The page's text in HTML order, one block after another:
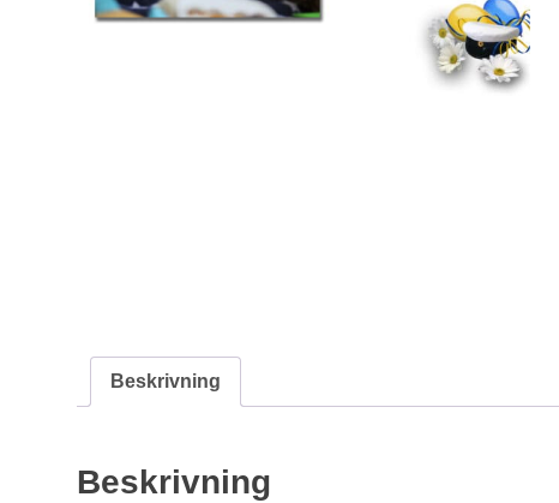
Beskrivning
Beskrivning